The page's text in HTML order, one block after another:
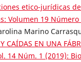
etico-jurídicas
Volumen 19 Número
Marino
CAÍDAS EN UNA
14 Núm. 1 (2019):